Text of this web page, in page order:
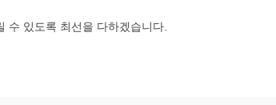
수 있도록 최선을 다하겠습니다.